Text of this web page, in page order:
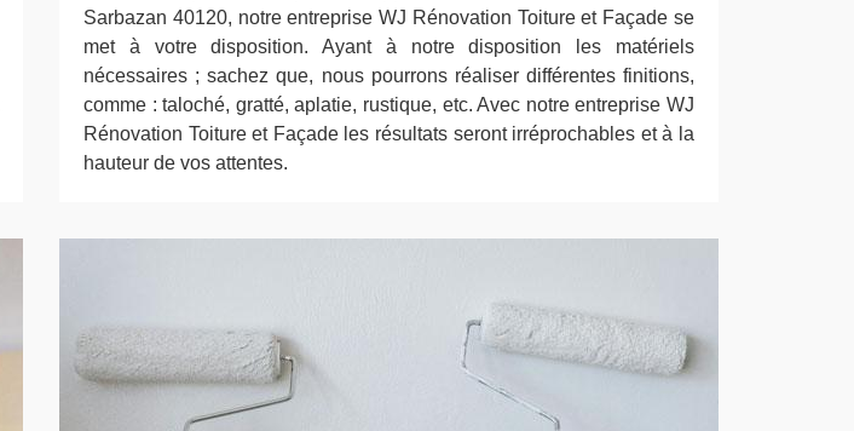
Sarbazan 40120, notre entreprise WJ Rénovation Toiture et Façade se
met à votre disposition. Ayant à notre disposition les matériels
nécessaires ; sachez que, nous pourrons réaliser différentes finitions,
comme : taloché, gratté, aplatie, rustique, etc. Avec notre entreprise WJ
Rénovation Toiture et Façade les résultats seront irréprochables et à la
hauteur de vos attentes.